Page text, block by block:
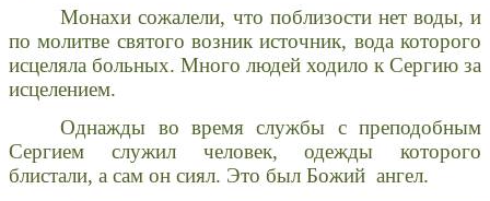
Монахи сожалели, что поблизости нет воды, и
по молитве святого возник источник, вода которого
исцеляла больных. Много людей ходило к Сергию за
исцелением.
Однажды во время службы с преподобным
Сергием служил человек, одежды которого
блистали, а сам он сиял. Это был Божий ангел.